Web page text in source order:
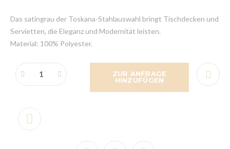
Das satingrau der Toskana-Stahlauswahl bringt Tischdecken und
Servietten, die Eleganz und Modernität leisten.
Material: 100% Polyester.
ZUR ANFRAGE
HINZUFÜGEN